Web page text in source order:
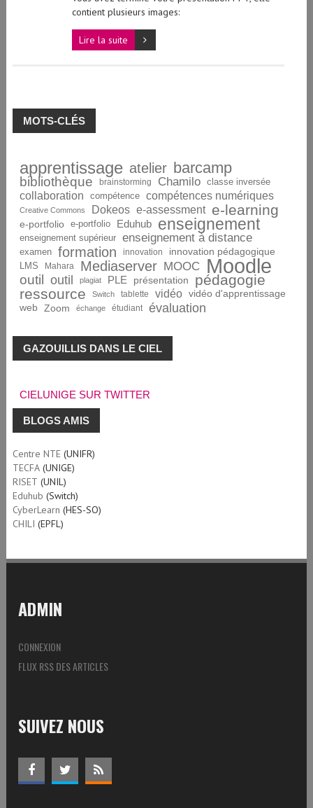
contient plusieurs images:
Lire la suite
MOTS-CLÉS
apprentissage atelier barcamp
bibliothèque brainstorming Chamilo classe inversée
collaboration compétence compétences numériques
Creative Commons Dokeos e-assessment e-learning
e-portfolio e-portfolio Eduhub enseignement
enseignement supérieur enseignement à distance
examen formation innovation innovation pédagogique
LMS Mahara Mediaserver MOOC Moodle
outil outil plagiat PLE présentation
pédagogie
ressource
Switch tablette vidéo
vidéo d'apprentissage
web
Zoom échange étudiant évaluation
GAZOUILLIS DANS LE CIEL
CIELUNIGE SUR TWITTER
BLOGS AMIS
Centre NTE(UNIFR)
TECFA(UNIGE)
RISET (UNIL)
Eduhub (Switch)
CyberLearn (HES-SO)
CHILI (EPFL)
ADMIN
CONNEXION
FLUX RSS DES ARTICLES
SUIVEZ NOUS